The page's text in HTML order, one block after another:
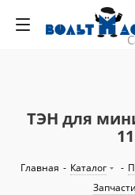
ТЭН для
Главная - Каталог -